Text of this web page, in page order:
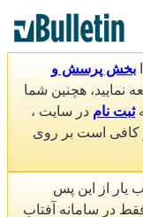
بخش پرسش و
نمایید، هچنین شما
ثبت نام در سایت ،
کافی است بر روی
یار از این پس
در سامانه آفتاب